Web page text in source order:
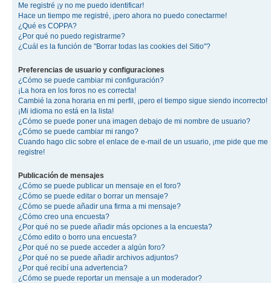
Me registré ¡y no me puedo identificar!
Hace un tiempo me registré, ¡pero ahora no puedo conectarme!
¿Qué es COPPA?
¿Por qué no puedo registrarme?
¿Cuál es la función de "Borrar todas las cookies del Sitio"?
Preferencias de usuario y configuraciones
¿Cómo se puede cambiar mi configuración?
¡La hora en los foros no es correcta!
Cambié la zona horaria en mi perfil, ¡pero el tiempo sigue siendo incorrecto!
¡Mi idioma no está en la lista!
¿Cómo se puede poner una imagen debajo de mi nombre de usuario?
¿Cómo se puede cambiar mi rango?
Cuando hago clic sobre el enlace de e-mail de un usuario, ¡me pide que me
registre!
Publicación de mensajes
¿Cómo se puede publicar un mensaje en el foro?
¿Cómo se puede editar o borrar un mensaje?
¿Cómo se puede añadir una firma a mi mensaje?
¿Cómo creo una encuesta?
¿Por qué no se puede añadir más opciones a la encuesta?
¿Cómo edito o borro una encuesta?
¿Por qué no se puede acceder a algún foro?
¿Por qué no se puede añadir archivos adjuntos?
¿Por qué recibí una advertencia?
¿Cómo se puede reportar un mensaje a un moderador?